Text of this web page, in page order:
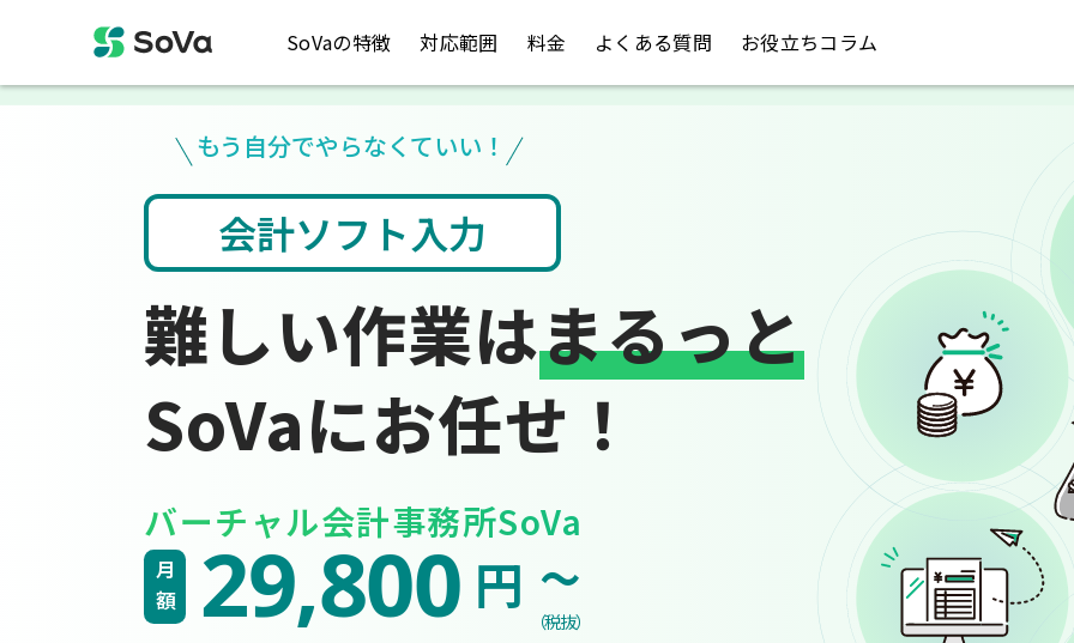
SoVaの特徴 対応範囲 料金 よくある質問 お役立ちコラム
もう自分でやらなくていい！
税金のお悩み 請求書や領収書
難しい作業はまるっと
SoVaにお任せ！
バーチャル会計事務所SoVa
月額 29,800 円 ~
（税抜）